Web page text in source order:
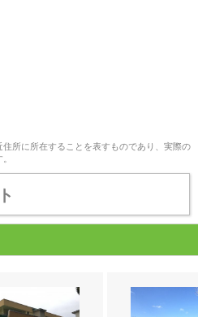
所に所在することを表すものであり、実際の